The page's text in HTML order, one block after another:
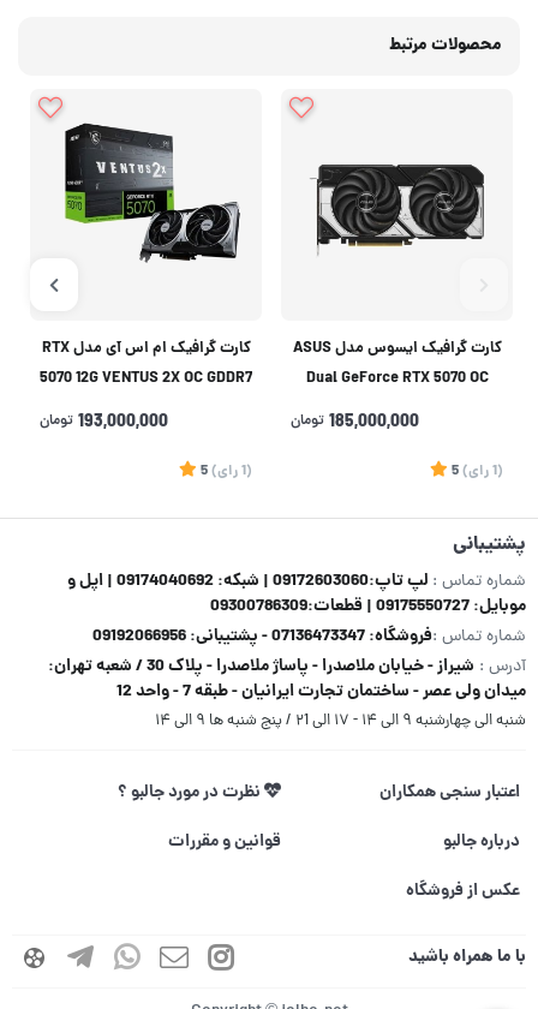
محصولات مرتبط
کارت گرافیک ایسوس مدل ASUS
Dual GeForce RTX 5070 OC
Edition 12GB GDDR7
185,000,000 تومان
(1 رای)
5
کارت گرافیک ام اس آی مدل RTX
5070 12G VENTUS 2X OC GDDR7
193,000,000 تومان
(1 رای)
5
پشتیبانی
شماره تماس :
لپ تاپ:09172603060 | شبکه: 09174040692 | اپل و
موبایل: 09175550727 | قطعات:09300786309
شماره تماس :فروشگاه: 07136473347 - پشتیبانی: 09192066956
آدرس :
شیراز - خیابان ملاصدرا - پاساژ ملاصدرا - پلاک 30 / شعبه تهران:
میدان ولی عصر - ساختمان تجارت ایرانیان - طبقه 7 - واحد 12
شنبه الی چهارشنبه ۹ الی ۱۴ - ۱۷ الی ۲1 / پنج شنبه ها ۹ الی ۱۴
اعتبار سنجی همکاران
نظرت در مورد جالبو ؟
درباره جالبو
قوانین و مقررات
عکس از فروشگاه
با ما همراه باشید